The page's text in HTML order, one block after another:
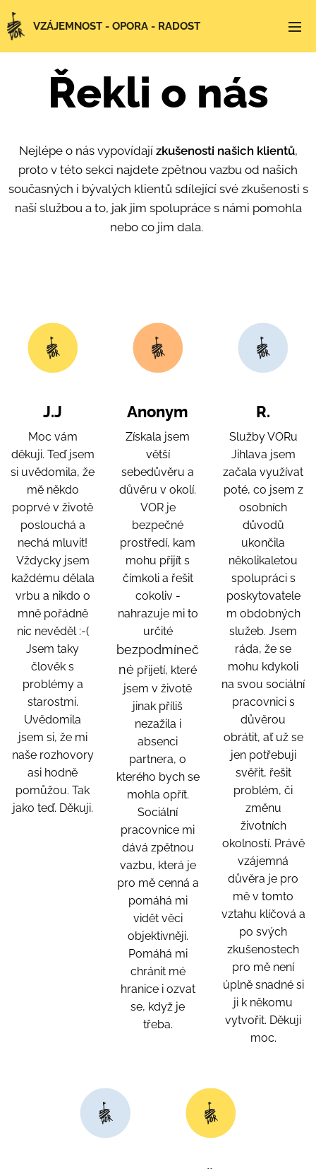
VZÁJEMNOST - OPORA - RADOST
Řekli o nás
Nejlépe o nás vypovídají zkušenosti našich klientů,
proto v této sekci najdete zpětnou vazbu od našich
současných i bývalých klientů sdílející své zkušenosti s
naší službou a to, jak jim spolupráce s námi pomohla
nebo co jim dala.
J.J
Moc vám
děkuji. Teď jsem
si uvědomila, že
mě někdo
poprvé v životě
poslouchá a
nechá mluvit!
Vždycky jsem
každému dělala
vrbu a nikdo o
mně pořádně
nic nevěděl :-(
Jsem taky
člověk s
problémy a
starostmi.
Uvědomila
jsem si, že mi
naše rozhovory
asi hodně
pomůžou. Tak
jako teď. Děkuji.
Anonym
Získala jsem
větší
sebedůvěru a
důvěru v okolí.
VOR je
bezpečné
prostředí, kam
mohu přijít s
čímkoli a řešit
cokoliv -
nahrazuje mi to
určité
bezpodmíneč
né přijetí, které
jsem v životě
jinak příliš
nezažila i
absenci
partnera, o
kterého bych se
mohla opřít.
Sociální
pracovnice mi
dává zpětnou
vazbu, která je
pro mě cenná a
pomáhá mi
vidět věci
objektivněji.
Pomáhá mi
chránit mé
hranice i ozvat
se, když je
třeba.
R.
Služby VORu
Jihlava jsem
začala využívat
poté, co jsem z
osobních
důvodů
ukončila
několikaletou
spolupráci s
poskytovatele
m obdobných
služeb. Jsem
ráda, že se
mohu kdykoli
na svou sociální
pracovnici s
důvěrou
obrátit, ať už se
jen potřebuji
svěřit, řešit
problém, či
změnu
životních
okolností. Právě
vzájemná
důvěra je pro
mě v tomto
vztahu klíčová a
po svých
zkušenostech
pro mě není
úplně snadné si
ji k někomu
vytvořit. Děkuji
moc.